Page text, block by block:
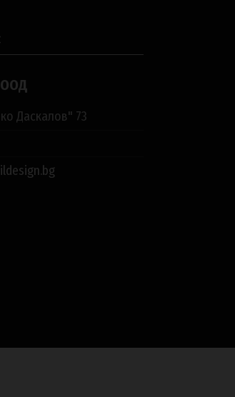
Даскалов" 73